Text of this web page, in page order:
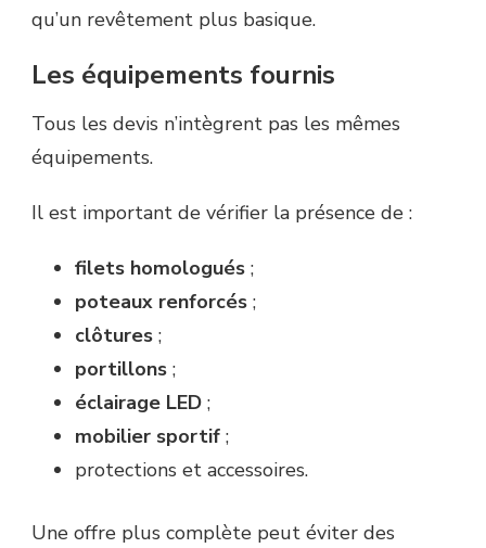
qu’un revêtement plus basique.
Les équipements fournis
Tous les devis n’intègrent pas les mêmes
équipements.
Il est important de vérifier la présence de :
filets homologués ;
poteaux renforcés ;
clôtures ;
portillons ;
éclairage LED ;
mobilier sportif ;
protections et accessoires.
Une offre plus complète peut éviter des